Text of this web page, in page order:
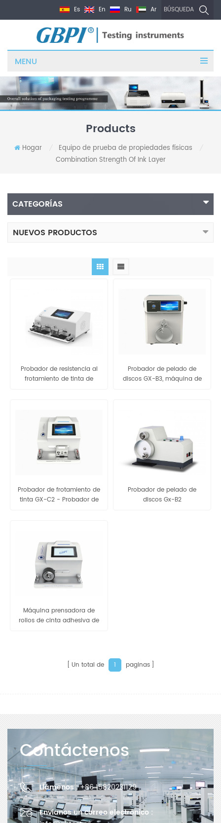
BÚSQUEDA
Es En Ru Ar
MENU
Products
Hogar Equipo de prueba de propiedades físicas
Combination Strength Of Ink Layer
CATEGORÍAS
NUEVOS PRODUCTOS
Probador de resistencia al
frotamiento de tinta de
Probador de pelado de
discos GX-B3, máquina de
Probador de frotamiento de
tinta GX-C2 - Probador de
Probador de pelado de
discos Gx-B2
Máquina prensadora de
rollos de cinta adhesiva de
Un total de 1 paginas
Contáctenos
Llámenos :+86 15820231129
Envíanos un correo electrónico :